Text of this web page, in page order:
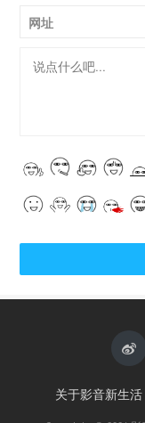
网址
关于影音新生活